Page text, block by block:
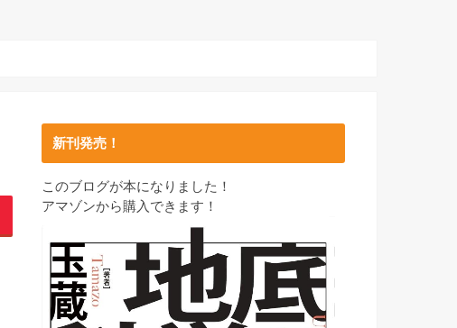
新刊発売！
このブログが本になりました！
アマゾンから購入できます！